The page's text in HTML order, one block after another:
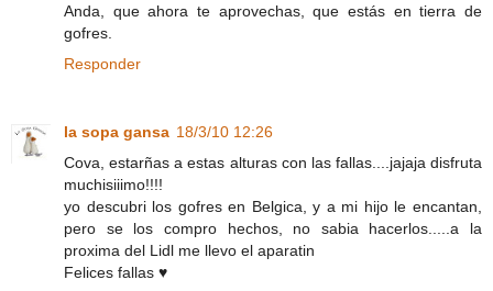
Anda, que ahora te aprovechas, que estás en tierra de
gofres.
Responder
la sopa gansa 18/3/10 12:26
Cova, estarñas a estas alturas con las fallas....jajaja disfruta
muchisiiimo!!!!
yo descubri los gofres en Belgica, y a mi hijo le encantan,
pero se los compro hechos, no sabia hacerlos.....a la
proxima del Lidl me llevo el aparatin
Felices fallas ♥